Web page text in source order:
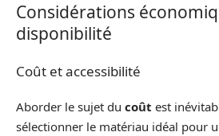
Considérations
disponibilité
Coût et accessibilité
Aborder le sujet du coût est
sélectionner le matériau idéal pour